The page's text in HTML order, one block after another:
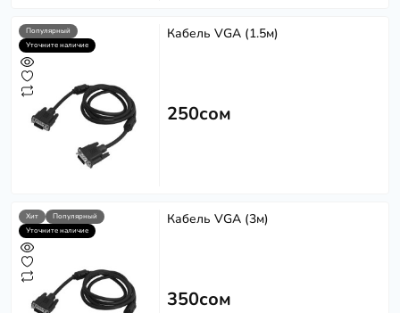
Популярный
Уточните наличие
Кабель VGA (1.5м)
250сом
Хит
Популярный
Уточните наличие
Кабель VGA (3м)
350сом